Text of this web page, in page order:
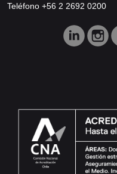
Teléfono +56 2 2692 0200